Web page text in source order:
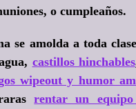
o cumpleaños.
se amolda a toda
castillos hinchables
wipeout y humor
rentar un